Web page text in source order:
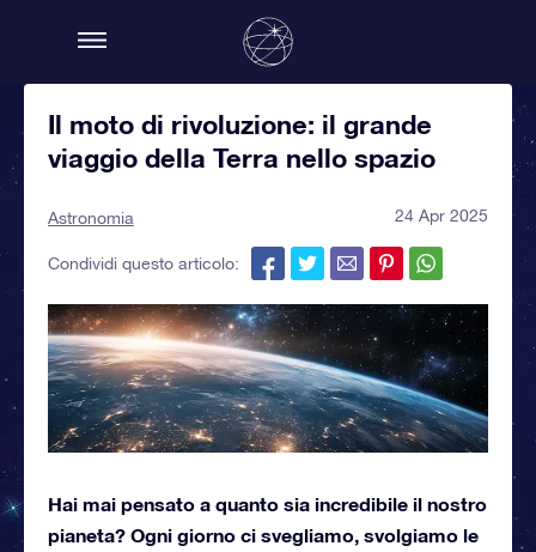
Il moto di rivoluzione: il grande
viaggio della Terra nello spazio
Astronomia 24 Apr 2025
Condividi questo articolo:
Hai mai pensato a quanto sia incredibile il nostro
pianeta? Ogni giorno ci svegliamo, svolgiamo le